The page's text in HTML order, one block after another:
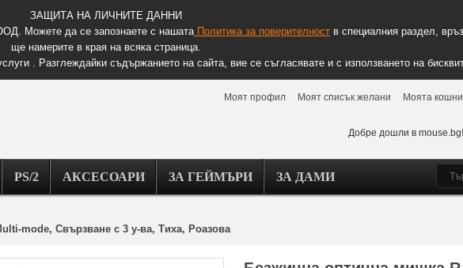
ЗАЩИТА НА ЛИЧНИТЕ ДАННИ
Можете да се запознаете с нашатаПолитика за поверителноств специалния раздел,
ще намерите в края на всяка страница.
. Разглеждайки съдържанието на сайта, вие се съгласявате и с използването на
Моят профил Моят списък желани Моята
Добре дошли в mouse.bg!
PS/2 АКСЕСОАРИ ЗА ГЕЙМЪРИ ЗА ДАМИ
mode, Свързване с 3 у-ва, Тиха, Роазова